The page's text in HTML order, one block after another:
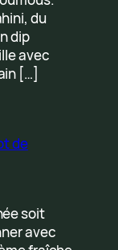
du
dip
avec
[…]
de
soit
avec